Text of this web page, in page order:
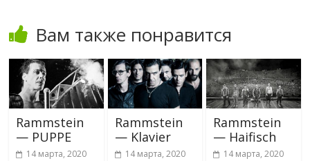
Вам также понравится
Rammstein
— PUPPE
14 марта, 2020
Rammstein
— Klavier
14 марта, 2020
Rammstein
— Haifisch
14 марта, 2020